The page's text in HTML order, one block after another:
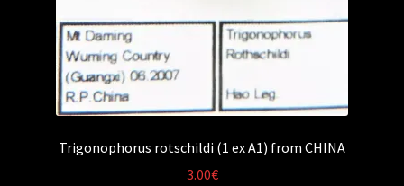
Trigonophorus rotschildi (1 ex A1) from CHINA
3.00€